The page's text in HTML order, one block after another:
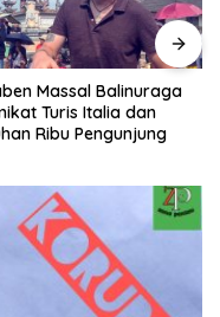
Massal Balinuraga
Turis Italia dan
Ribu Pengunjung